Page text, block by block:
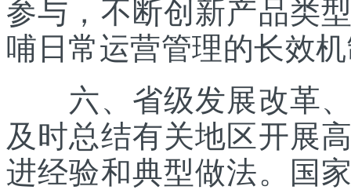
参与，不断创新产品类
哺日常运营管理的长效
六、省级发展改革、
及时总结有关地区开展
进经验和典型做法。国